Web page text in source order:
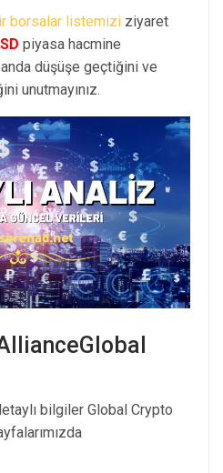
borsalar listemizi ziyaret
piyasa hacmine
anda düşüşe geçtiğini ve
unutmayınız.
bilgiler Global Crypto